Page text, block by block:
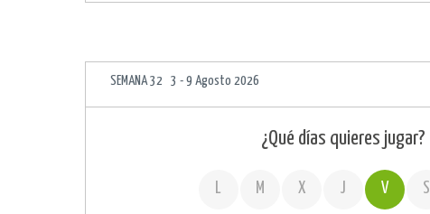
SEMANA 32 3 - 9 Agosto 2026
¿Qué días quieres jugar?
L M X J V S